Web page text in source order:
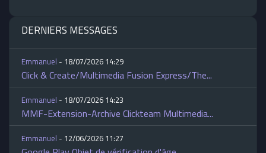
DERNIERS MESSAGES
Emmanuel- 18/07/2026 14:29
Click & Create/Multimedia Fusion Express/The...
Emmanuel- 18/07/2026 14:23
MMF-Extension-Archive Clickteam Multimedia...
Emmanuel- 12/06/2026 11:27